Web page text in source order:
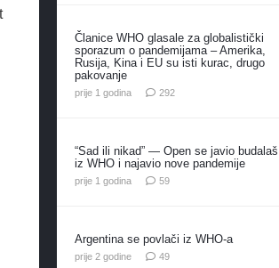
Članice WHO glasale za globalistički
sporazum o pandemijama – Amerika,
Rusija, Kina i EU su isti kurac, drugo
pakovanje
prije 1 godina 292komentara
“Sad ili nikad” — Open se javio budalaš
iz WHO i najavio nove pandemije
prije 1 godina 59komentara
Argentina se povlači iz WHO-a
prije 2 godine 49komentara